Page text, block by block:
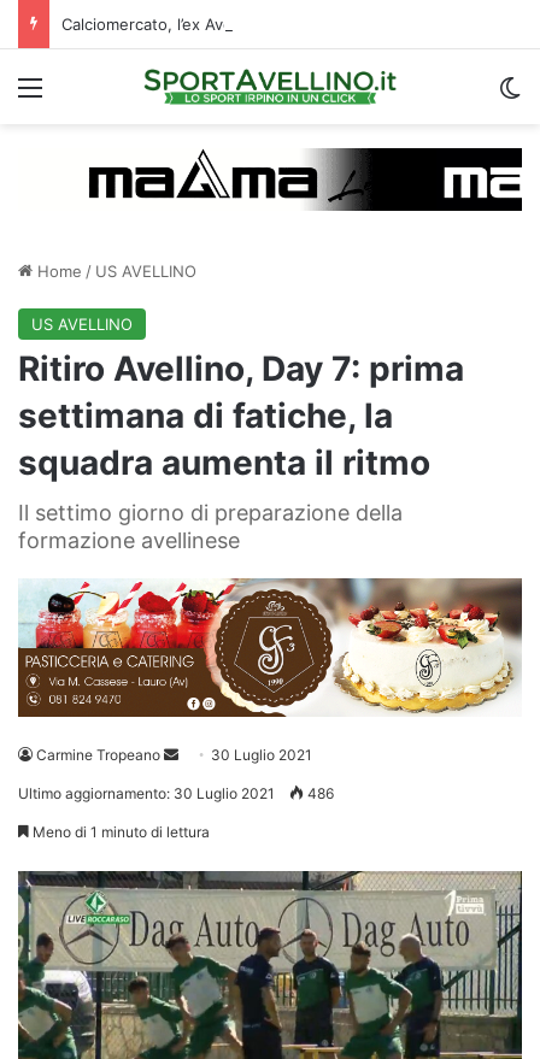
Menu
Home / US AVELLINO
US AVELLINO
Ritiro Avellino, Day 7: prima
settimana di fatiche, la
squadra aumenta il ritmo
Il settimo giorno di preparazione della
formazione avellinese
Carmine Tropeano
Invia 30 Luglio 2021
Ultimo aggiornamento: 30 Luglio 2021 486
Meno di 1 minuto di lettura